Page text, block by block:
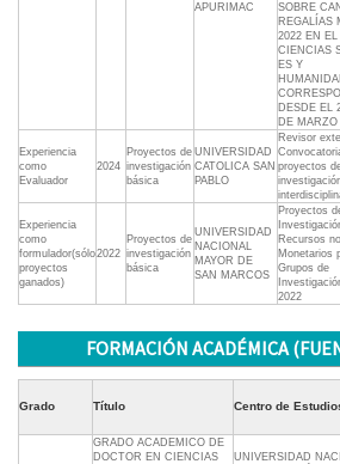
APURIMAC
SOBRE
REGALÍAS
2022 EN
CIENCIAS
ES Y
DESDE EL
DE
Experiencia
como
Evaluador
2024
Proyectos de
investigación
básica
UNIVERSIDAD
CATOLICA SAN
PABLO
Revisor
proyectos
Experiencia
como
formulador(sólo
proyectos
ganados)
2022
Proyectos de
investigación
básica
UNIVERSIDAD
NACIONAL
MAYOR DE
SAN MARCOS
Proyectos
Recursos no
Monetarios
Grupos de
2022
FORMACIÓN ACADÉMICA
Grado Título Centro de
GRADO ACADEMICO DE
DOCTOR EN CIENCIAS
UNIVERSIDAD